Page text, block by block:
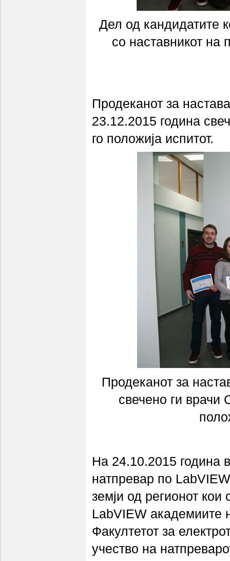
Дел од кандидатите
со наставникот на
Продеканот за
23.12.2015 година
го положија испитот.
Продеканот за
свечено ги врачи
На 24.10.2015 година
натпревар по
земји од регионот кои
LabVIEW академиите
Факултетот за
учество на